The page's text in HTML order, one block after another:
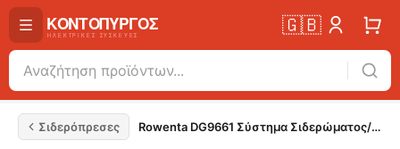
🇬🇧
Σιδερόπρεσες Rowenta DG9661 Σύστημα Σιδερώματος/Steam Station 7.8Bar